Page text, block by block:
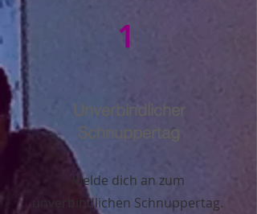
1
Unverbindlicher
Schnuppertag
Melde dich an zum
unverbindlichen Schnuppertag.